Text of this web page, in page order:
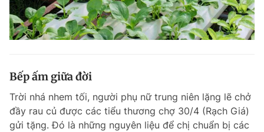
Bếp ấm giữa đời
Trời nhá nhem tối, người phụ nữ trung niên lặng lẽ chở
đầy rau củ được các tiểu thương chợ 30/4 (Rạch Giá)
gửi tặng. Đó là những nguyên liệu để chị chuẩn bị các